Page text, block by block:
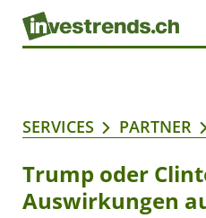
SERVICES PARTNER
Trump oder
Auswirkungen